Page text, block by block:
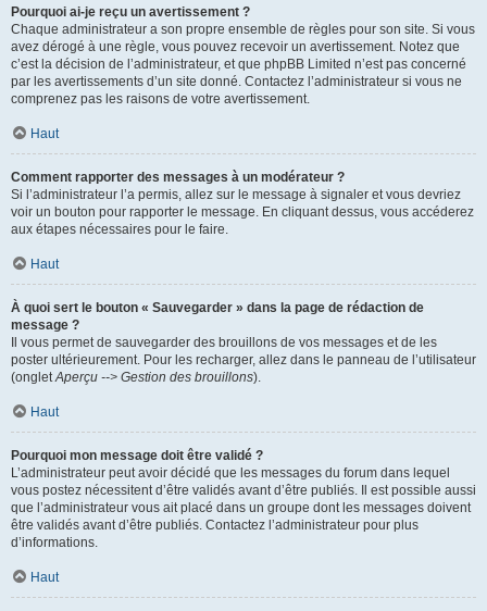
Pourquoi ai-je reçu un avertissement ?
Chaque administrateur a son propre ensemble de règles pour son site. Si vous
avez dérogé à une règle, vous pouvez recevoir un avertissement. Notez que
c’est la décision de l’administrateur, et que phpBB Limited n’est pas concerné
par les avertissements d’un site donné. Contactez l’administrateur si vous ne
comprenez pas les raisons de votre avertissement.
Haut
Comment rapporter des messages à un modérateur ?
Si l’administrateur l’a permis, allez sur le message à signaler et vous devriez
voir un bouton pour rapporter le message. En cliquant dessus, vous accéderez
aux étapes nécessaires pour le faire.
Haut
À quoi sert le bouton « Sauvegarder » dans la page de rédaction de
message ?
Il vous permet de sauvegarder des brouillons de vos messages et de les
poster ultérieurement. Pour les recharger, allez dans le panneau de l’utilisateur
(ongletAperçu --> Gestion des brouillons).
Haut
Pourquoi mon message doit être validé ?
L’administrateur peut avoir décidé que les messages du forum dans lequel
vous postez nécessitent d’être validés avant d’être publiés. Il est possible aussi
que l’administrateur vous ait placé dans un groupe dont les messages doivent
être validés avant d’être publiés. Contactez l’administrateur pour plus
d’informations.
Haut